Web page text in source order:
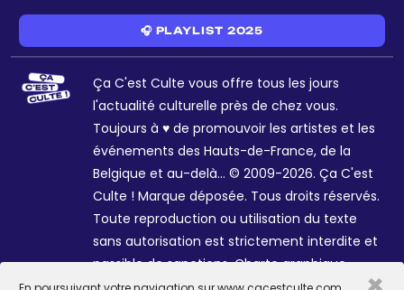
🎧 PLAYLIST 2025
Ça C'est Culte vous offre tous les jours
l'actualité culturelle près de chez vous.
Toujours à ♥ de promouvoir les artistes et les
événements des Hauts-de-France, de la
Belgique et au-delà... © 2009-2026. Ça C'est
Culte ! Marque déposée. Tous droits réservés.
Toute reproduction ou utilisation du texte
sans autorisation est strictement interdite et
passible de sanctions. Charte graphique
Sophie R. et Céline Galant.